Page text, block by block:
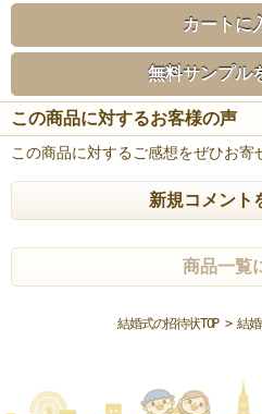
カートに
無料サンプル
この商品に対するお客様の声
この商品に対するご感想をぜひお寄
新規コメント
商品一覧
結婚式の招待状TOP>結